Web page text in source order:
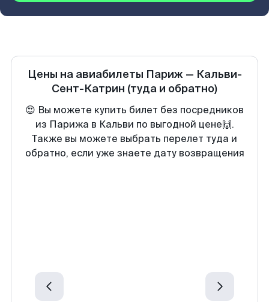
Цены на авиабилеты Париж— Кальви-
Сент-Катрин (туда и обратно)
😍 Вы можете купить билет без посредников
из Парижа в Кальви по выгодной цене🙌.
Также вы можете выбрать перелет туда и
обратно, если уже знаете дату возвращения